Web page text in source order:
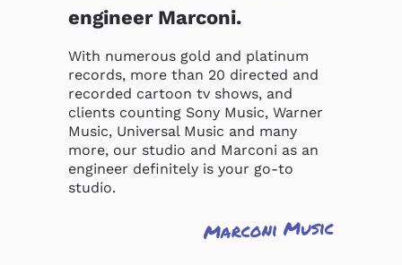
engineer Marconi.
With numerous gold and platinum
records, more than 20 directed and
recorded cartoon tv shows, and
clients counting Sony Music, Warner
Music, Universal Music and many
more, our studio and Marconi as an
engineer definitely is your go-to
studio.
Marconi Music